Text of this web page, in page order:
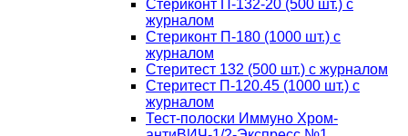
Стериконт П-132-20 (500 шт.) с
журналом
Стериконт П-180 (1000 шт.) с
журналом
Стеритест 132 (500 шт.) с журналом
Стеритест П-120.45 (1000 шт.) с
журналом
Тест-полоски Иммуно Хром-